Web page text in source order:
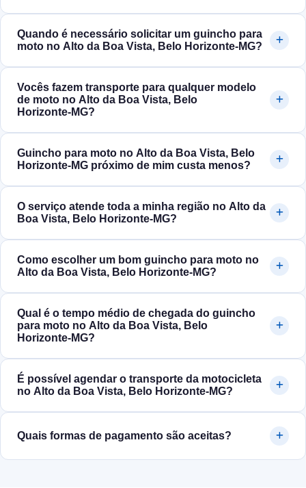
Quando é necessário solicitar um guincho para
moto no Alto da Boa Vista, Belo Horizonte‑MG?
Vocês fazem transporte para qualquer modelo
de moto no Alto da Boa Vista, Belo
Horizonte‑MG?
Guincho para moto no Alto da Boa Vista, Belo
Horizonte‑MG próximo de mim custa menos?
O serviço atende toda a minha região no Alto da
Boa Vista, Belo Horizonte‑MG?
Como escolher um bom guincho para moto no
Alto da Boa Vista, Belo Horizonte‑MG?
Qual é o tempo médio de chegada do guincho
para moto no Alto da Boa Vista, Belo
Horizonte‑MG?
É possível agendar o transporte da motocicleta
no Alto da Boa Vista, Belo Horizonte‑MG?
Quais formas de pagamento são aceitas?